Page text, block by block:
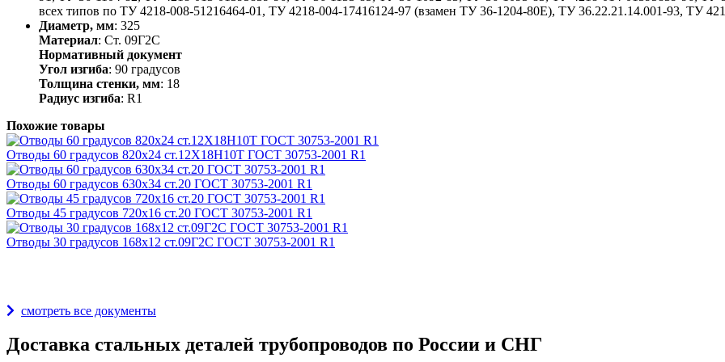
всех типов по ТУ 4218-008-51216464-01, ТУ 4218-004-17416124-97 (взамен ТУ 36-1204-80Е), ТУ 36.22.21.14.001-93, ТУ
Диаметр, мм: 325
Материал: Ст. 09Г2С
Нормативный документ
Угол изгиба: 90 градусов
Толщина стенки, мм: 18
Радиус изгиба: R1
Похожие товары
Отводы 60 градусов 820х24 ст.12Х18Н10Т ГОСТ 30753-2001 R1
Отводы 60 градусов 630х34 ст.20 ГОСТ 30753-2001 R1
Отводы 45 градусов 720х16 ст.20 ГОСТ 30753-2001 R1
Отводы 30 градусов 168х12 ст.09Г2С ГОСТ 30753-2001 R1
смотреть все документы
Доставка стальных деталей трубопроводов по России и СНГ